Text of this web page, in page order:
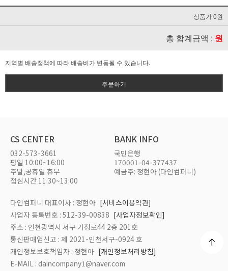
상품가 0원
총 합계금액 : 원
지역별 배송정책에 따라 배송비가 변동될 수 있습니다.
주문하기
CS CENTER
032-573-3661
평일 10:00~16:00
주말,공휴일 휴무
점심시간 11:30~13:00
BANK INFO
국민은행
170001-04-377437
예금주: 정현아 (다인컴퍼니)
다인컴퍼니 대표이사 : 정현아 [서비스이용약관]
사업자 등록번호 : 512-39-00838 [사업자정보확인]
주소 : 인천광역시 서구 가정로44 2층 201호
통신판매업신고 : 제 2021-인천서구-0924 호
개인정보보호책임자 : 정현아 [개인정보처리방침]
E-MAIL : daincompany1@naver.com